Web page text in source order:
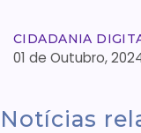
CIDADANIA
01 de Outubro,
Notícias